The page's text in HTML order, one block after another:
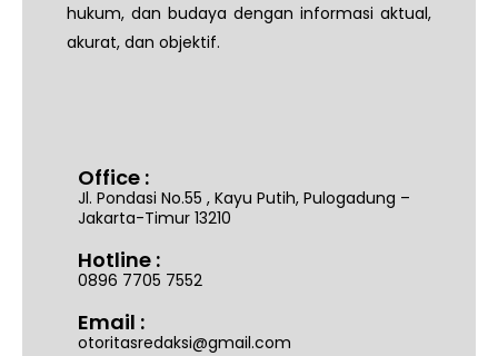
hukum, dan budaya dengan informasi aktual,
akurat, dan objektif.
Office :
Jl. Pondasi No.55 , Kayu Putih, Pulogadung –
Jakarta-Timur 13210
Hotline :
0896 7705 7552
Email :
otoritasredaksi@gmail.com